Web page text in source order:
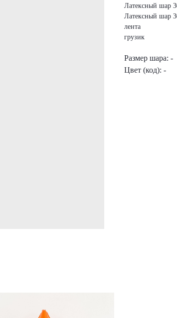
Латексный шар
Латексный шар
лента
грузик
Размер шара: -
Цвет (код): -